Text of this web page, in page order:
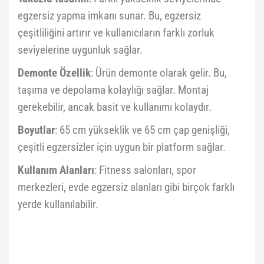
egzersiz yapma imkanı sunar. Bu, egzersiz
çeşitliliğini artırır ve kullanıcıların farklı zorluk
seviyelerine uygunluk sağlar.
Demonte Özellik: Ürün demonte olarak gelir. Bu,
taşıma ve depolama kolaylığı sağlar. Montaj
gerekebilir, ancak basit ve kullanımı kolaydır.
Boyutlar: 65 cm yükseklik ve 65 cm çap genişliği,
çeşitli egzersizler için uygun bir platform sağlar.
Kullanım Alanları: Fitness salonları, spor
merkezleri, evde egzersiz alanları gibi birçok farklı
yerde kullanılabilir.